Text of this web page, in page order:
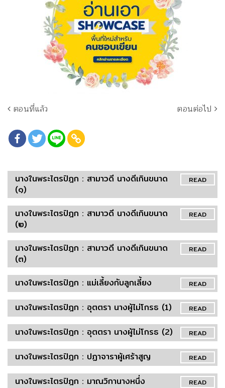
ตอนที่แล้ว ตอนต่อไป
READ
นางในพระไตรปิฎก : สามาวดี นางดีเกินขนาด
(๑)
READ
นางในพระไตรปิฎก : สามาวดี นางดีเกินขนาด
(๒)
READ
นางในพระไตรปิฎก : สามาวดี นางดีเกินขนาด
(๓)
READ
นางในพระไตรปิฎก : แม่เลี้ยงกับลูกเลี้ยง
READ
นางในพระไตรปิฎก : อุตตรา นางผู้ไม่โกรธ (1)
READ
นางในพระไตรปิฎก : อุตตรา นางผู้ไม่โกรธ (2)
READ
นางในพระไตรปิฎก : ปฏาจาราผู้เศร้าสูญ
READ
นางในพระไตรปิฎก : มาณวิกานางหนึ่ง